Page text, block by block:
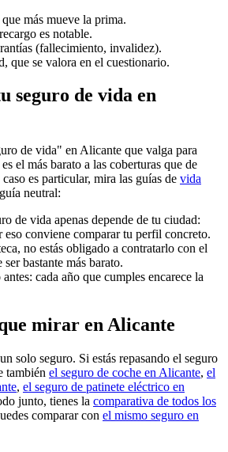
más mueve la prima.
es notable.
(fallecimiento, invalidez).
que se valora en el cuestionario.
seguro de vida en
de vida" en Alicante que valga para
el más barato a las coberturas que de
es particular, mira las guías de vida
neutral:
de vida apenas depende de tu ciudad:
eso conviene comparar tu perfil concreto.
no estás obligado a contratarlo con el
bastante más barato.
cada año que cumples encarece la
mirar en Alicante
solo seguro. Si estás repasando el seguro
también el seguro de coche en Alicante, el
, el seguro de patinete eléctrico en
junto, tienes la comparativa de todos los
comparar con el mismo seguro en